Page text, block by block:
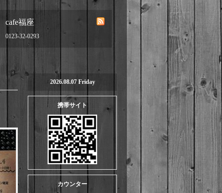
cafe福座
0123-32-0293
2026.08.07 Friday
携帯サイト
カウンター